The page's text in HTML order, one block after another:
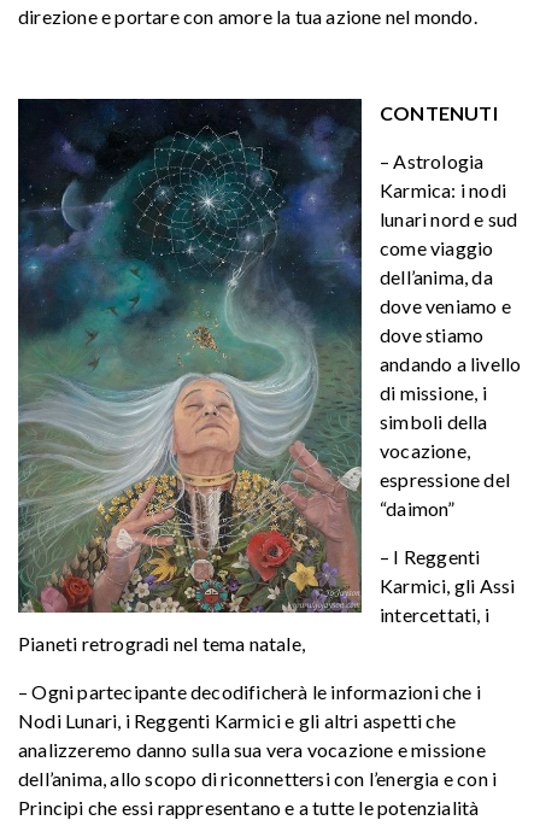
direzione e portare con amore la tua azione nel mondo.
CONTENUTI
– Astrologia
Karmica: i nodi
lunari nord e sud
come viaggio
dell’anima, da
dove veniamo e
dove stiamo
andando a livello
di missione, i
simboli della
vocazione,
espressione del
“daimon”
– I Reggenti
Karmici, gli Assi
intercettati, i
Pianeti retrogradi nel tema natale,
– Ogni partecipante decodificherà le informazioni che i
Nodi Lunari, i Reggenti Karmici e gli altri aspetti che
analizzeremo danno sulla sua vera vocazione e missione
dell’anima, allo scopo di riconnettersi con l’energia e con i
Principi che essi rappresentano e a tutte le potenzialità